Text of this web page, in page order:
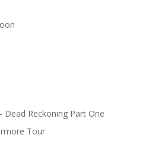
Dead Reckoning Part One
Tour